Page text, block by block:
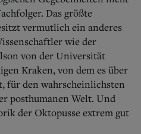
Das größte
vermutlich ein anderes
wie der
von der Universität
Kraken, von dem es über
für den wahrscheinlichsten
posthumanen Welt. Und
der Oktopusse extrem gut